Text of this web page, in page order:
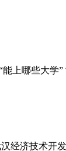
哪些大学”
经济技术开